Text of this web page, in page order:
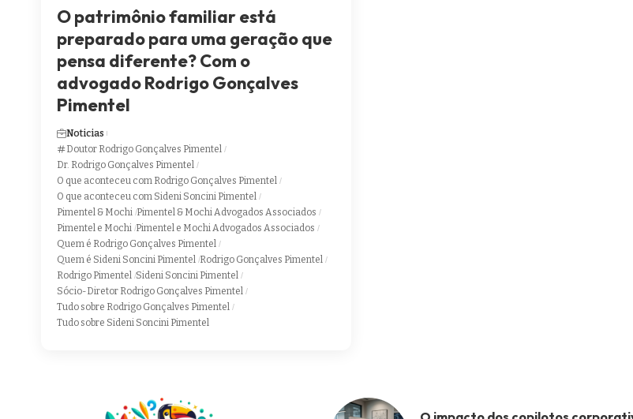
O patrimônio familiar está
preparado para uma geração que
pensa diferente? Com o
advogado Rodrigo Gonçalves
Pimentel
Noticias
Doutor Rodrigo Gonçalves Pimentel
Dr. Rodrigo Gonçalves Pimentel
O que aconteceu com Rodrigo Gonçalves Pimentel
O que aconteceu com Sideni Soncini Pimentel
Pimentel & Mochi Pimentel & Mochi Advogados Associados
Pimentel e Mochi Pimentel e Mochi Advogados Associados
Quem é Rodrigo Gonçalves Pimentel
Quem é Sideni Soncini Pimentel Rodrigo Gonçalves Pimentel
Rodrigo Pimentel Sideni Soncini Pimentel
Sócio-Diretor Rodrigo Gonçalves Pimentel
Tudo sobre Rodrigo Gonçalves Pimentel
Tudo sobre Sideni Soncini Pimentel